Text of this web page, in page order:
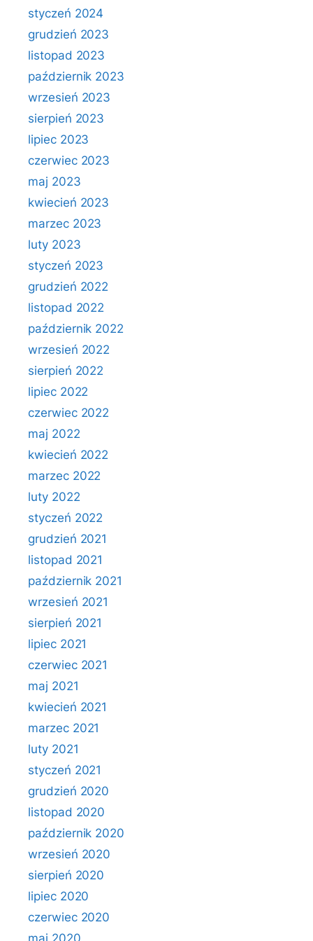
styczeń 2024
grudzień 2023
listopad 2023
październik 2023
wrzesień 2023
sierpień 2023
lipiec 2023
czerwiec 2023
maj 2023
kwiecień 2023
marzec 2023
luty 2023
styczeń 2023
grudzień 2022
listopad 2022
październik 2022
wrzesień 2022
sierpień 2022
lipiec 2022
czerwiec 2022
maj 2022
kwiecień 2022
marzec 2022
luty 2022
styczeń 2022
grudzień 2021
listopad 2021
październik 2021
wrzesień 2021
sierpień 2021
lipiec 2021
czerwiec 2021
maj 2021
kwiecień 2021
marzec 2021
luty 2021
styczeń 2021
grudzień 2020
listopad 2020
październik 2020
wrzesień 2020
sierpień 2020
lipiec 2020
czerwiec 2020
maj 2020